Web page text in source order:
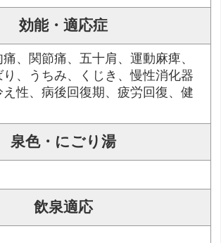
効能・適応症
、関節痛、五十肩、運動麻痺、
り、うちみ、くじき、慢性消化器
性、病後回復期、疲労回復、健
泉色・にごり湯
飲泉適応